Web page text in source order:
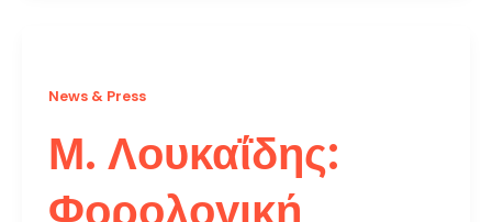
News & Press
Μ. Λουκαΐδης: